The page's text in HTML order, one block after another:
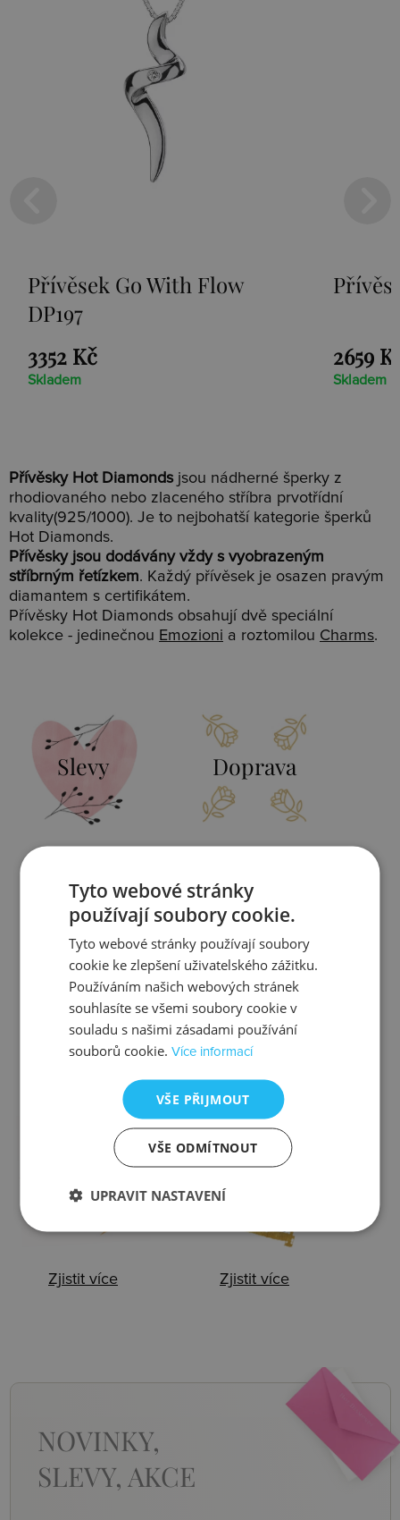
Přívěsek Go With Flow
DP197
3352 Kč
Skladem
2659
Skladem
Přívěsky Hot Diamonds jsou nádherné šperky z
rhodiovaného nebo zlaceného stříbra prvotřídní
kvality(925/1000). Je to nejbohatší kategorie šperků
Hot Diamonds.
Přívěsky jsou dodávány vždy s vyobrazeným
stříbrným řetízkem. Každý přívěsek je osazen pravým
diamantem s certifikátem.
Přívěsky Hot Diamonds obsahují dvě speciální
kolekce - jedinečnou Emozioni a roztomilou Charms.
Slevy Doprava
Kontrola Výměna
Zjistit více
Balení
Zjistit více
NOVINKY,
SLEVY, AKCE
Tyto webové stránky
používají soubory cookie.
Tyto webové stránky používají soubory
cookie ke zlepšení uživatelského zážitku.
Používáním našich webových stránek
souhlasíte se všemi soubory cookie v
souladu s našimi zásadami používání
souborů cookie.Více informací
VŠE PŘIJMOUT
VŠE ODMÍTNOUT
UPRAVIT NASTAVENÍ